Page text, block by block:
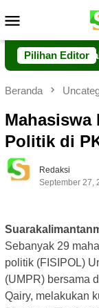
ke
Mobile
Pilihan Editor
Tim
Beranda
Mahasiswa
Politik di
Redaksi
September 27,
Sebanyak 29
politik (FISIPOL)
(UMPR) bersama
Qairy, melakukan